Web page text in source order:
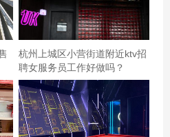
杭州上城区小营街道附近ktv招
聘女服务员工作好做吗？